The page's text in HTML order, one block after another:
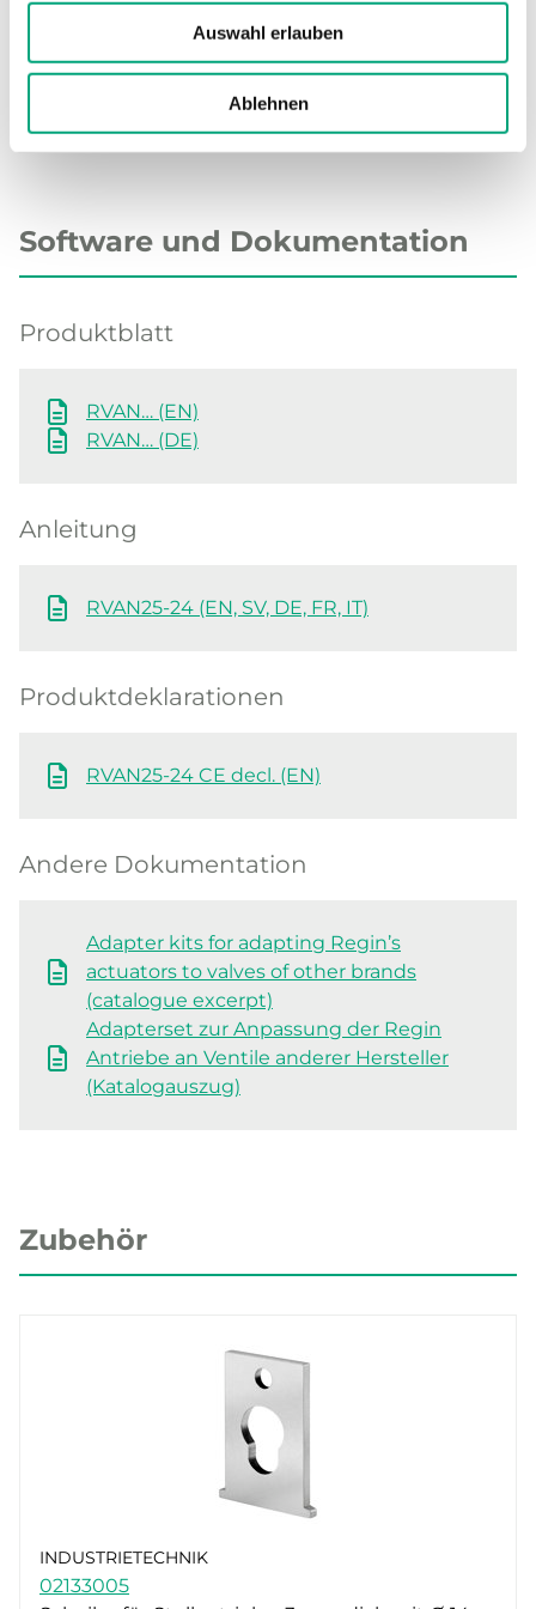
Auswahl erlauben
Ablehnen
Ventilanschlüsse
Standard
Software und Dokumentation
Produktblatt
RVAN… (EN)
RVAN… (DE)
Anleitung
RVAN25-24 (EN, SV, DE, FR, IT)
Produktdeklarationen
RVAN25-24 CE decl. (EN)
Andere Dokumentation
Adapter kits for adapting Regin’s
actuators to valves of other brands
(catalogue excerpt)
Adapterset zur Anpassung der Regin
Antriebe an Ventile anderer Hersteller
(Katalogauszug)
Zubehör
INDUSTRIETECHNIK
02133005